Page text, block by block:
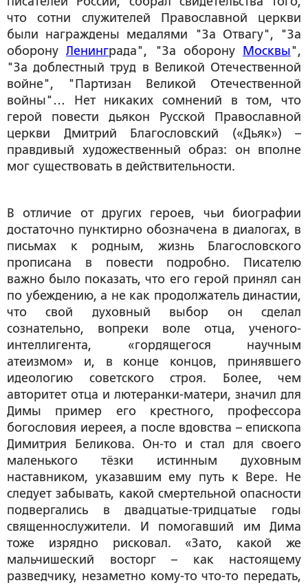
что сотни служителей Православной церкви
были награждены медалями "За Отвагу", "За
оборонуЛенинграда", "За оборону Москвы",
"За доблестный труд в Великой Отечественной
войне", "Партизан Великой Отечественной
войны"… Нет никаких сомнений в том, что
герой повести дьякон Русской Православной
церкви Дмитрий Благословский («Дьяк») –
правдивый художественный образ: он вполне
мог существовать в действительности.
В отличие от других героев, чьи биографии
достаточно пунктирно обозначена в диалогах, в
письмах к родным, жизнь Благословского
прописана в повести подробно. Писателю
важно было показать, что его герой принял сан
по убеждению, а не как продолжатель династии,
что свой духовный выбор он сделал
сознательно, вопреки воле отца, ученого-
интеллигента, «гордящегося научным
атеизмом» и, в конце концов, принявшего
идеологию советского строя. Более, чем
авторитет отца и лютеранки-матери, значил для
Димы пример его крестного, профессора
богословия иереея, а после вдовства – епископа
Димитрия Беликова. Он-то и стал для своего
маленького тёзки истинным духовным
наставником, указавшим ему путь к Вере. Не
следует забывать, какой смертельной опасности
подвергались в двадцатые-тридцатые годы
священнослужители. И помогавший им Дима
тоже изрядно рисковал. «Зато, какой же
мальчишеский восторг – как настоящему
разведчику, незаметно кому-то что-то передать,